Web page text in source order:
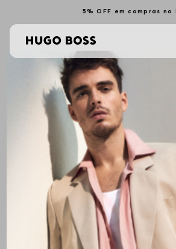
5% OFF em compras no